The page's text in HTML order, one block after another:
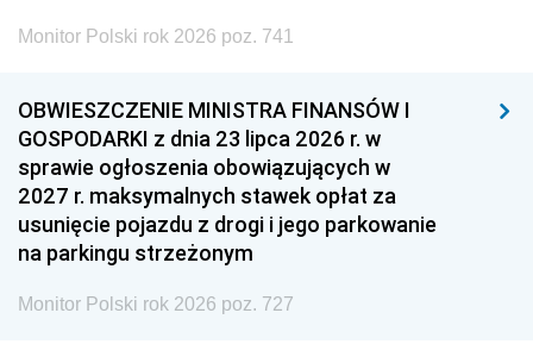
Monitor Polski rok 2026 poz. 741
OBWIESZCZENIE MINISTRA FINANSÓW I
GOSPODARKI z dnia 23 lipca 2026 r. w
sprawie ogłoszenia obowiązujących w
2027 r. maksymalnych stawek opłat za
usunięcie pojazdu z drogi i jego parkowanie
na parkingu strzeżonym
Monitor Polski rok 2026 poz. 727